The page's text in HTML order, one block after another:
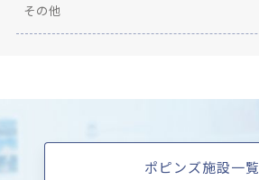
その他
ポピンズ施設一覧